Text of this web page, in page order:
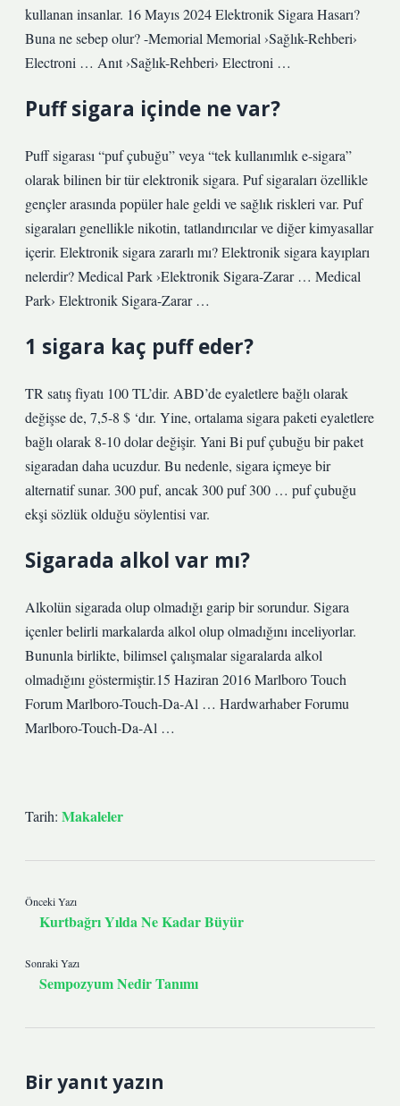
kullanan insanlar. 16 Mayıs 2024 Elektronik Sigara Hasarı?
Buna ne sebep olur? -Memorial Memorial ›Sağlık-Rehberi›
Electroni … Anıt ›Sağlık-Rehberi› Electroni …
Puff sigara içinde ne var?
Puff sigarası “puf çubuğu” veya “tek kullanımlık e-sigara”
olarak bilinen bir tür elektronik sigara. Puf sigaraları özellikle
gençler arasında popüler hale geldi ve sağlık riskleri var. Puf
sigaraları genellikle nikotin, tatlandırıcılar ve diğer kimyasallar
içerir. Elektronik sigara zararlı mı? Elektronik sigara kayıpları
nelerdir? Medical Park ›Elektronik Sigara-Zarar … Medical
Park› Elektronik Sigara-Zarar …
1 sigara kaç puff eder?
TR satış fiyatı 100 TL’dir. ABD’de eyaletlere bağlı olarak
değişse de, 7,5-8 $ ‘dır. Yine, ortalama sigara paketi eyaletlere
bağlı olarak 8-10 dolar değişir. Yani Bi puf çubuğu bir paket
sigaradan daha ucuzdur. Bu nedenle, sigara içmeye bir
alternatif sunar. 300 puf, ancak 300 puf 300 … puf çubuğu
ekşi sözlük olduğu söylentisi var.
Sigarada alkol var mı?
Alkolün sigarada olup olmadığı garip bir sorundur. Sigara
içenler belirli markalarda alkol olup olmadığını inceliyorlar.
Bununla birlikte, bilimsel çalışmalar sigaralarda alkol
olmadığını göstermiştir.15 Haziran 2016 Marlboro Touch
Forum Marlboro-Touch-Da-Al … Hardwarhaber Forumu
Marlboro-Touch-Da-Al …
Tarih: Makaleler
Önceki Yazı
Kurtbağrı Yılda Ne Kadar Büyür
Sonraki Yazı
Sempozyum Nedir Tanımı
Bir yanıt yazın